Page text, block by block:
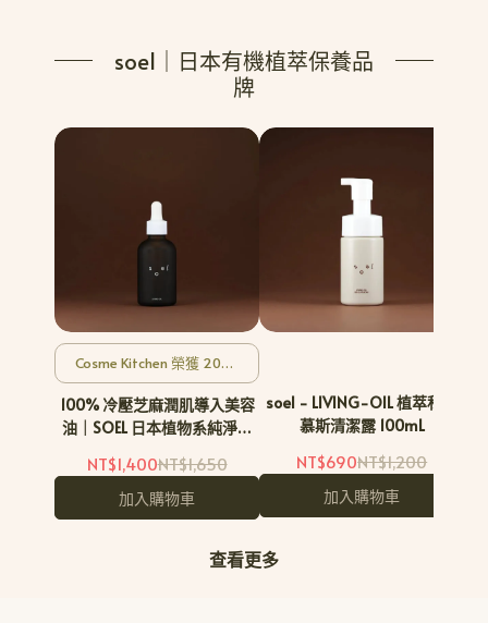
soel｜日本有機植萃保養品
牌
Cosme Kitchen 榮獲 2024
年美容油雙冠軍
100% 冷壓芝麻潤肌導入美容
油｜SOEL 日本植物系純淨保
NT$1,400NT$1,650
加入購物車
soel - LIVING-OIL 植萃私密
慕斯清潔露 100mL
NT$690NT$1,200
加入購物車
查看更多